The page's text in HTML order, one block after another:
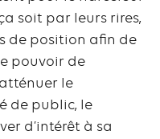
soit par leurs rires,
de position afin de
pouvoir de
le
de public, le
d’intérêt à sa